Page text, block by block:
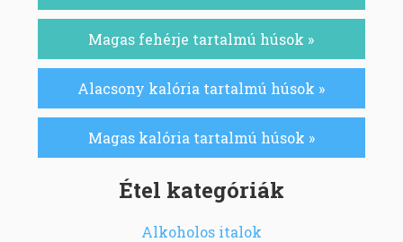
Magas fehérje tartalmú húsok »
Alacsony kalória tartalmú húsok »
Magas kalória tartalmú húsok »
Étel kategóriák
Alkoholos italok